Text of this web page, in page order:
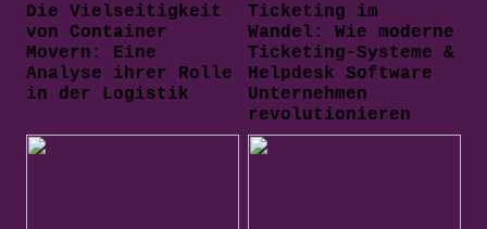
Die Vielseitigkeit
von Container
Movern: Eine
Analyse ihrer Rolle
in der Logistik
Ticketing im
Wandel: Wie moderne
Ticketing-Systeme &
Helpdesk Software
Unternehmen
revolutionieren